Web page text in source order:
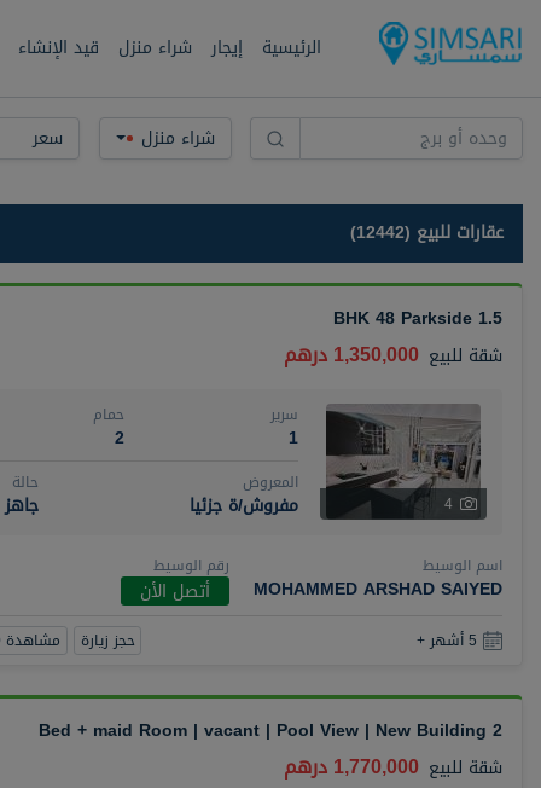
الرئيسية إيجار شراء منزل قيد الإنشاء
شراء منزل سعر
عقارات للبيع (12442)
1.5 BHK 48 Parkside
شقة للبيع 1,350,000 درهم
4
سرير
1
حمام
2
المعروض
مفروش/ة جزئيا
حالة
جاهز
اسم الوسيط
MOHAMMED ARSHAD SAIYED
رقم الوسيط
أتصل الأن
5 أشهر + حجز زيارة مشاهدة 360
2 Bed + maid Room | vacant | Pool View | New Building
شقة للبيع 1,770,000 درهم